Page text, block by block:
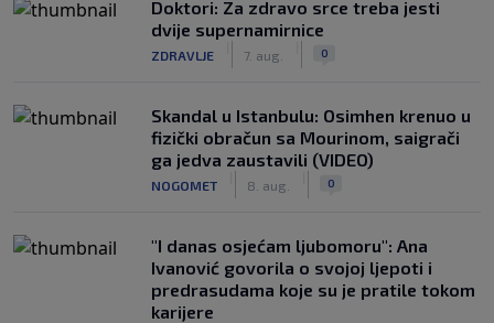
Doktori: Za zdravo srce treba jesti
dvije supernamirnice
ZDRAVLJE 7. aug. 0
Skandal u Istanbulu: Osimhen krenuo u
fizički obračun sa Mourinom, saigrači
ga jedva zaustavili (VIDEO)
NOGOMET 8. aug. 0
"I danas osjećam ljubomoru": Ana
Ivanović govorila o svojoj ljepoti i
predrasudama koje su je pratile tokom
karijere